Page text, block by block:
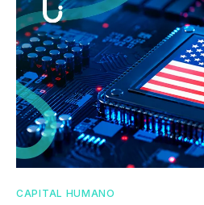
CAPITAL HUMANO